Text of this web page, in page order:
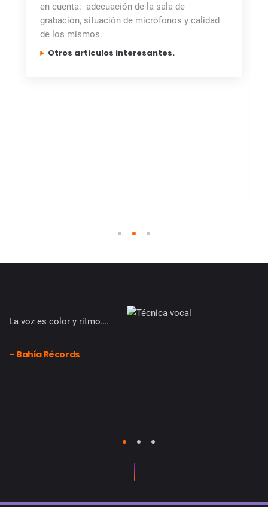
en cuenta: adecuación de la sala de
grabación, situación de micrófonos y calidad
de los mismos.
Otros artículos interesantes.
1 2 3
La voz es color y ritmo….
– Bahía Récords
1 2 3